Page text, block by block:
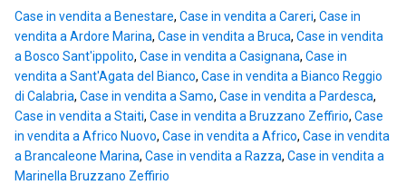
Case in vendita a Benestare, Case in vendita a Careri, Case in
vendita a Ardore Marina, Case in vendita a Bruca, Case in vendita
a Bosco Sant'ippolito, Case in vendita a Casignana, Case in
vendita a Sant'Agata del Bianco, Case in vendita a Bianco Reggio
di Calabria, Case in vendita a Samo, Case in vendita a Pardesca,
Case in vendita a Staiti, Case in vendita a Bruzzano Zeffirio, Case
in vendita a Africo Nuovo, Case in vendita a Africo, Case in vendita
a Brancaleone Marina, Case in vendita a Razza, Case in vendita a
Marinella Bruzzano Zeffirio